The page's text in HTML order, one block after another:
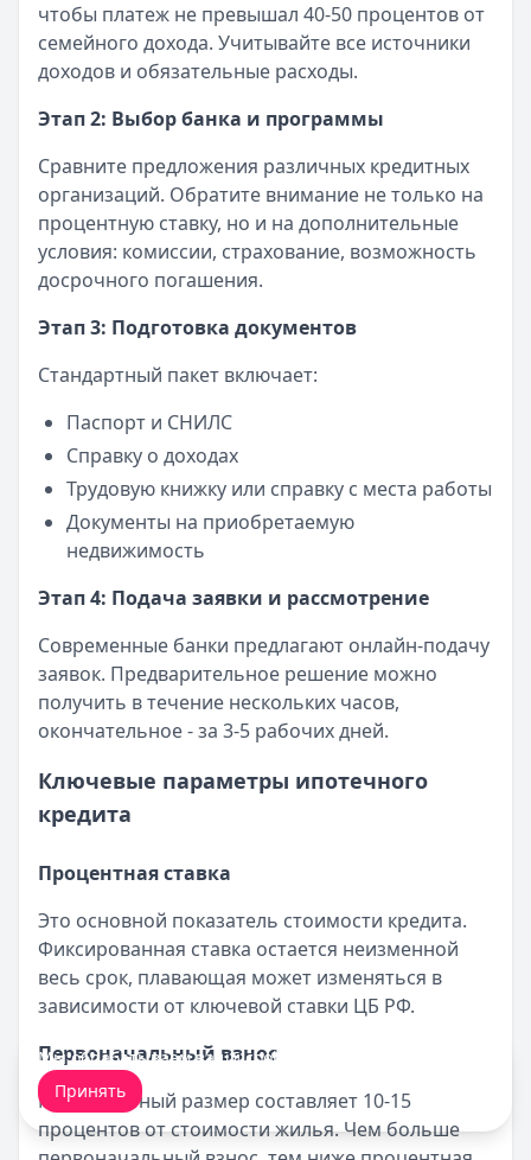
чтобы платеж не превышал 40-50 процентов от
семейного дохода. Учитывайте все источники
доходов и обязательные расходы.
Этап 2: Выбор банка и программы
Сравните предложения различных кредитных
организаций. Обратите внимание не только на
процентную ставку, но и на дополнительные
условия: комиссии, страхование, возможность
досрочного погашения.
Этап 3: Подготовка документов
Стандартный пакет включает:
Паспорт и СНИЛС
Справку о доходах
Трудовую книжку или справку с места работы
Документы на приобретаемую
недвижимость
Этап 4: Подача заявки и рассмотрение
Современные банки предлагают онлайн-подачу
заявок. Предварительное решение можно
получить в течение нескольких часов,
окончательное - за 3-5 рабочих дней.
Ключевые параметры ипотечного
кредита
Процентная ставка
Это основной показатель стоимости кредита.
Фиксированная ставка остается неизменной
весь срок, плавающая может изменяться в
зависимости от ключевой ставки ЦБ РФ.
Первоначальный взнос
Минимальный размер составляет 10-15
процентов от стоимости жилья. Чем больше
Мы обрабатываем ваши cookie-файлы
Принять